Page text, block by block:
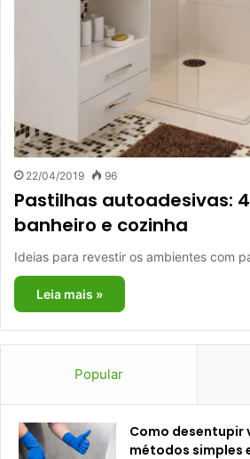
22/04/2019 96
Pastilhas autoadesivas:
banheiro e cozinha
Ideias para revestir os ambientes com
Leia mais »
Popular
Como desentupir
métodos simples